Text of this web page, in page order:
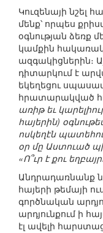
Կուզենայի նշել
մենք՝ որպես
օգնության ձեռք
կամքին
ազգակիցներին։
դիտարկում է
եկեղեցու
հրատարակված
առիթ եւ
հայերին)
ոսկեղէն
օր մը Աստուած
«Ո՞ւր է քու
Անդրադառնանք
հայերի թեմայի
գործնական
արդյունքում ի
էլ ավելի